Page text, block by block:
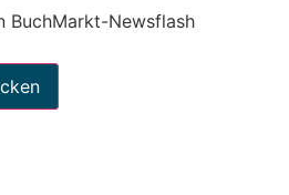
BuchMarkt-Newsflash